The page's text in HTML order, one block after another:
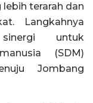
terarah dan
Langkahnya
untuk
(SDM)
Jombang